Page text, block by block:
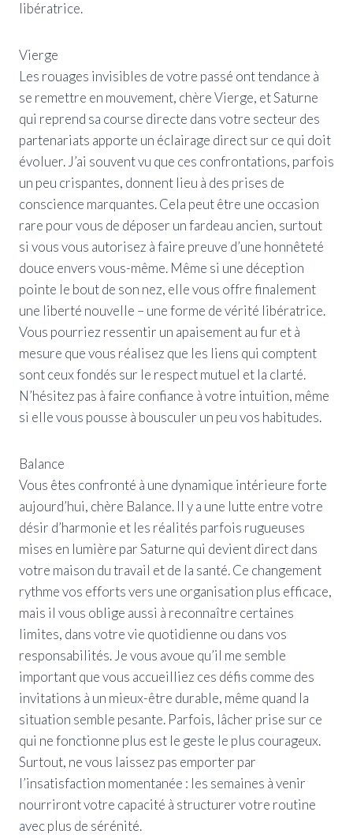
libératrice.
Vierge
Les rouages invisibles de votre passé ont tendance à
se remettre en mouvement, chère Vierge, et Saturne
qui reprend sa course directe dans votre secteur des
partenariats apporte un éclairage direct sur ce qui doit
évoluer. J’ai souvent vu que ces confrontations, parfois
un peu crispantes, donnent lieu à des prises de
conscience marquantes. Cela peut être une occasion
rare pour vous de déposer un fardeau ancien, surtout
si vous vous autorisez à faire preuve d’une honnêteté
douce envers vous-même. Même si une déception
pointe le bout de son nez, elle vous offre finalement
une liberté nouvelle – une forme de vérité libératrice.
Vous pourriez ressentir un apaisement au fur et à
mesure que vous réalisez que les liens qui comptent
sont ceux fondés sur le respect mutuel et la clarté.
N’hésitez pas à faire confiance à votre intuition, même
si elle vous pousse à bousculer un peu vos habitudes.
Balance
Vous êtes confronté à une dynamique intérieure forte
aujourd’hui, chère Balance. Il y a une lutte entre votre
désir d’harmonie et les réalités parfois rugueuses
mises en lumière par Saturne qui devient direct dans
votre maison du travail et de la santé. Ce changement
rythme vos efforts vers une organisation plus efficace,
mais il vous oblige aussi à reconnaître certaines
limites, dans votre vie quotidienne ou dans vos
responsabilités. Je vous avoue qu’il me semble
important que vous accueilliez ces défis comme des
invitations à un mieux-être durable, même quand la
situation semble pesante. Parfois, lâcher prise sur ce
qui ne fonctionne plus est le geste le plus courageux.
Surtout, ne vous laissez pas emporter par
l’insatisfaction momentanée : les semaines à venir
nourriront votre capacité à structurer votre routine
avec plus de sérénité.